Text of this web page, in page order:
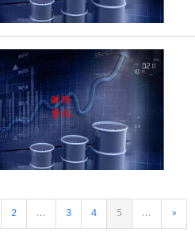
2 ... 3 4 5 ... »